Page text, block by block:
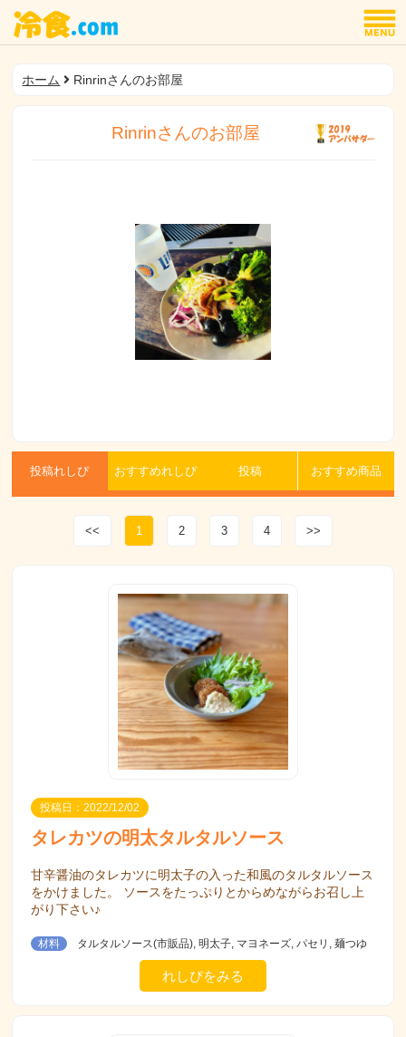
ホーム Rinrinさんのお部屋
Rinrinさんのお部屋
投稿れしぴ おすすめれしぴ 投稿 おすすめ商品
<< 1 2 3 4 >>
投稿日：2022/12/02
タレカツの明太タルタルソース
甘辛醤油のタレカツに明太子の入った和風のタルタルソース
をかけました。 ソースをたっぷりとからめながらお召し上
がり下さい♪
材料 タルタルソース(市販品), 明太子, マヨネーズ, パセリ, 麺つゆ
れしぴをみる